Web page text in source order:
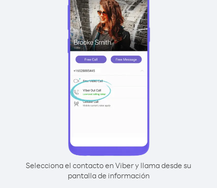
Selecciona el contacto en Viber y llama desde su
pantalla de información